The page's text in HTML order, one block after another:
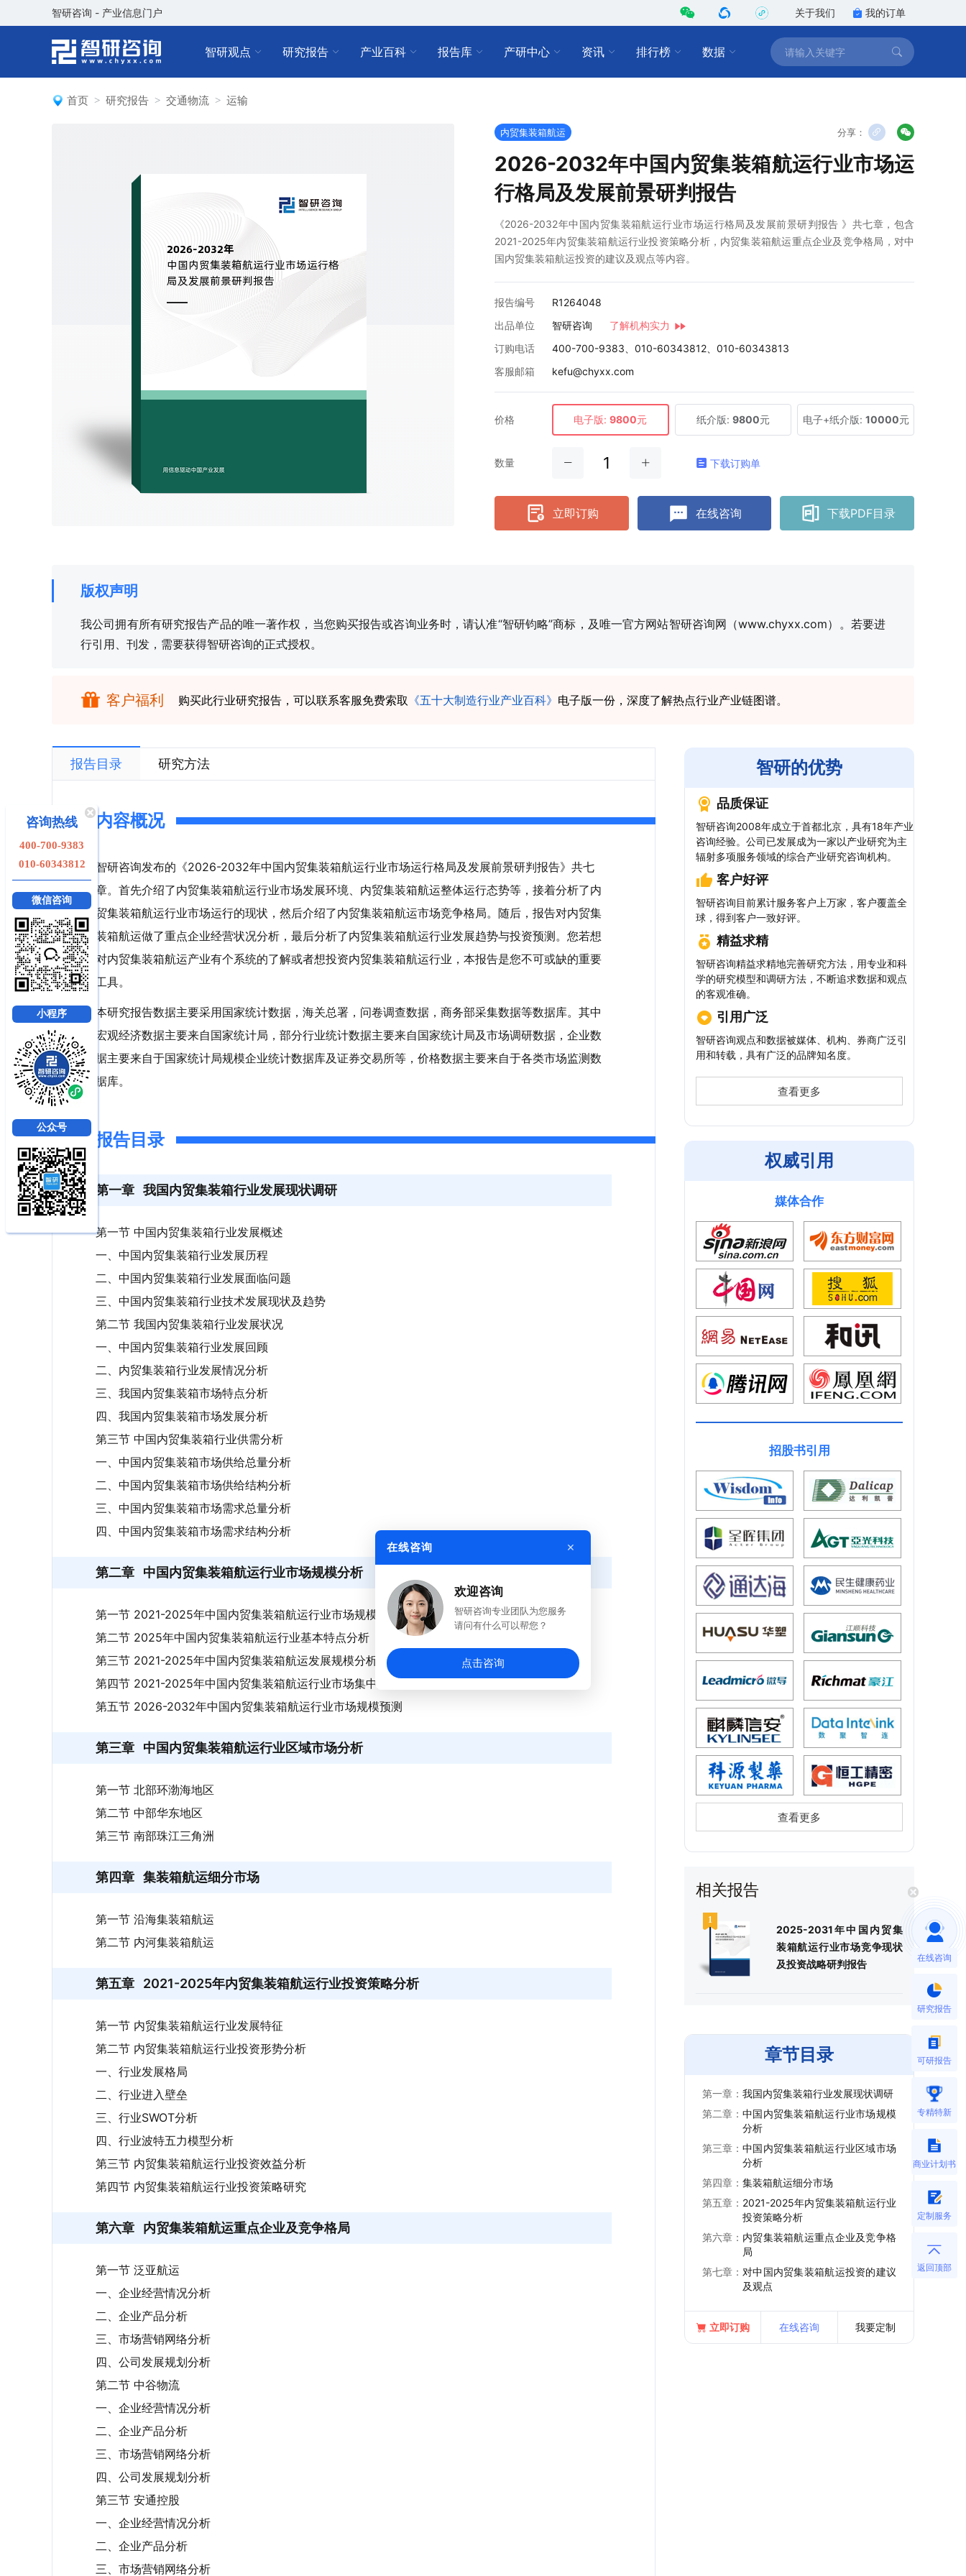
智研咨询 - 产业信息门户 关于我们 我的订单
智研观点 研究报告 产业百科 报告库 产研中心 资讯 排行榜 数据
首页 研究报告 交通物流 运输
内贸集装箱航运 分享：
2026-2032年中国内贸集装箱航运行业市场运
行格局及发展前景研判报告
《2026-2032年中国内贸集装箱航运行业市场运行格局及发展前景研判报告 》共七章，包含
2021-2025年内贸集装箱航运行业投资策略分析，内贸集装箱航运重点企业及竞争格局，对中
国内贸集装箱航运投资的建议及观点等内容。
报告编号
R1264048
出品单位
智研咨询
了解机构实力
订购电话
400-700-9383、010-60343812、010-60343813
客服邮箱
kefu@chyxx.com
价格 电子版: 9800元 纸介版: 9800元 电子+纸介版: 10000元
数量 下载订购单
立即订购 在线咨询 下载PDF目录
版权声明
我公司拥有所有研究报告产品的唯一著作权，当您购买报告或咨询业务时，请认准“智研钧略”商标，及唯一官方网站智研咨询网（www.chyxx.com）。若要进
行引用、刊发，需要获得智研咨询的正式授权。
客户福利 购买此行业研究报告，可以联系客服免费索取 《五十大制造行业产业百科》 电子版一份，深度了解热点行业产业链图谱。
报告目录 研究方法
内容概况
智研咨询发布的《2026-2032年中国内贸集装箱航运行业市场运行格局及发展前景研判报告》共七
章。首先介绍了内贸集装箱航运行业市场发展环境、内贸集装箱航运整体运行态势等，接着分析了内
贸集装箱航运行业市场运行的现状，然后介绍了内贸集装箱航运市场竞争格局。随后，报告对内贸集
装箱航运做了重点企业经营状况分析，最后分析了内贸集装箱航运行业发展趋势与投资预测。您若想
对内贸集装箱航运产业有个系统的了解或者想投资内贸集装箱航运行业，本报告是您不可或缺的重要
工具。
本研究报告数据主要采用国家统计数据，海关总署，问卷调查数据，商务部采集数据等数据库。其中
宏观经济数据主要来自国家统计局，部分行业统计数据主要来自国家统计局及市场调研数据，企业数
据主要来自于国家统计局规模企业统计数据库及证券交易所等，价格数据主要来自于各类市场监测数
据库。
报告目录
第一章 我国内贸集装箱行业发展现状调研
第一节 中国内贸集装箱行业发展概述
一、中国内贸集装箱行业发展历程
二、中国内贸集装箱行业发展面临问题
三、中国内贸集装箱行业技术发展现状及趋势
第二节 我国内贸集装箱行业发展状况
一、中国内贸集装箱行业发展回顾
二、内贸集装箱行业发展情况分析
三、我国内贸集装箱市场特点分析
四、我国内贸集装箱市场发展分析
第三节 中国内贸集装箱行业供需分析
一、中国内贸集装箱市场供给总量分析
二、中国内贸集装箱市场供给结构分析
三、中国内贸集装箱市场需求总量分析
四、中国内贸集装箱市场需求结构分析
第二章 中国内贸集装箱航运行业市场规模分析
第一节 2021-2025年中国内贸集装箱航运行业市场规模分析
第二节 2025年中国内贸集装箱航运行业基本特点分析
第三节 2021-2025年中国内贸集装箱航运发展规模分析
第四节 2021-2025年中国内贸集装箱航运行业市场集中度分析
第五节 2026-2032年中国内贸集装箱航运行业市场规模预测
第三章 中国内贸集装箱航运行业区域市场分析
第一节 北部环渤海地区
第二节 中部华东地区
第三节 南部珠江三角洲
第四章 集装箱航运细分市场
第一节 沿海集装箱航运
第二节 内河集装箱航运
第五章 2021-2025年内贸集装箱航运行业投资策略分析
第一节 内贸集装箱航运行业发展特征
第二节 内贸集装箱航运行业投资形势分析
一、行业发展格局
二、行业进入壁垒
三、行业SWOT分析
四、行业波特五力模型分析
第三节 内贸集装箱航运行业投资效益分析
第四节 内贸集装箱航运行业投资策略研究
第六章 内贸集装箱航运重点企业及竞争格局
第一节 泛亚航运
一、企业经营情况分析
二、企业产品分析
三、市场营销网络分析
四、公司发展规划分析
第二节 中谷物流
一、企业经营情况分析
二、企业产品分析
三、市场营销网络分析
四、公司发展规划分析
第三节 安通控股
一、企业经营情况分析
二、企业产品分析
三、市场营销网络分析
智研的优势
品质保证
智研咨询2008年成立于首都北京，具有18年产业
咨询经验。公司已发展成为一家以产业研究为主
辐射多项服务领域的综合产业研究咨询机构。
客户好评
智研咨询目前累计服务客户上万家，客户覆盖全
球，得到客户一致好评。
精益求精
智研咨询精益求精地完善研究方法，用专业和科
学的研究模型和调研方法，不断追求数据和观点
的客观准确。
引用广泛
智研咨询观点和数据被媒体、机构、券商广泛引
用和转载，具有广泛的品牌知名度。
查看更多
权威引用
媒体合作
招股书引用
查看更多
相关报告
2025-2031年中国内贸集
装箱航运行业市场竞争现状
及投资战略研判报告
章节目录
第一章： 我国内贸集装箱行业发展现状调研
第二章： 中国内贸集装箱航运行业市场规模
分析
第三章： 中国内贸集装箱航运行业区域市场
分析
第四章： 集装箱航运细分市场
第五章： 2021-2025年内贸集装箱航运行业
投资策略分析
第六章： 内贸集装箱航运重点企业及竞争格
局
第七章： 对中国内贸集装箱航运投资的建议
及观点
立即订购 在线咨询 我要定制
在线咨询
研究报告
可研报告
专精特新
商业计划书
定制服务
返回顶部
在线咨询 ×
欢迎咨询
智研咨询专业团队为您服务
请问有什么可以帮您？
点击咨询
咨询热线
400-700-9383
010-60343812
微信咨询
小程序
公众号